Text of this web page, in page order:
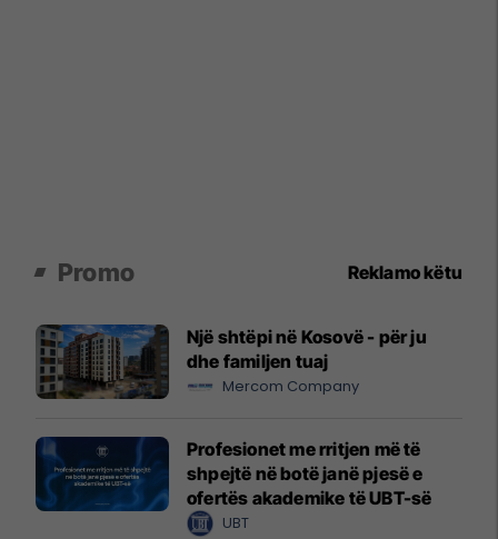
Promo Reklamo këtu
Një shtëpi në Kosovë - për ju
dhe familjen tuaj
Mercom Company
Profesionet me rritjen më të
shpejtë në botë janë pjesë e
ofertës akademike të UBT-së
UBT